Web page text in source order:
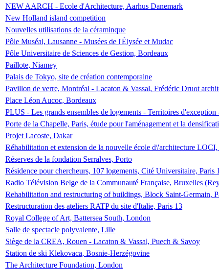
NEW AARCH - Ecole d'Architecture, Aarhus Danemark
New Holland island competition
Nouvelles utilisations de la céraminque
Pôle Muséal, Lausanne - Musées de l'Élysée et Mudac
Pôle Universitaire de Sciences de Gestion, Bordeaux
Paillote, Niamey
Palais de Tokyo, site de création contemporaine
Pavillon de verre, Montréal - Lacaton & Vassal, Frédéric Druot
Place Léon Aucoc, Bordeaux
PLUS - Les grands ensembles de logements - Territoires
Porte de la Chapelle, Paris, étude pour l'aménagement et la
Projet Lacoste, Dakar
Réhabilitation et extension de la nouvelle école d\'architecture
Réserves de la fondation Serralves, Porto
Résidence pour chercheurs, 107 logements, Cité Universitaire, Paris
Radio Télévision Belge de la Communauté Française, Bruxelles
Rehabilitation and restructuring of buildings, Block Saint-Germain,
Restructuration des ateliers RATP du site d'Italie, Paris 13
Royal College of Art, Battersea South, London
Salle de spectacle polyvalente, Lille
Siège de la CREA, Rouen - Lacaton & Vassal, Puech & Savoy
Station de ski Klekovaca, Bosnie-Herzégovine
The Architecture Foundation, London